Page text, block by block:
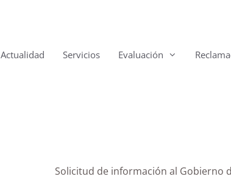
Actualidad Servicios Evaluación
Solicitud de información al Gobierno